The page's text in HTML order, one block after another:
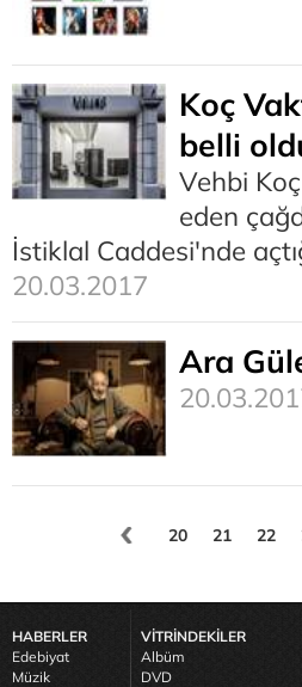
Koç
belli
Vehbi
eden
İstiklal Caddesi'nde
20.03.2017
Ara
20 21 22
HABERLER
Edebiyat
Müzik
VİTRİNDEKİLER
Albüm
DVD